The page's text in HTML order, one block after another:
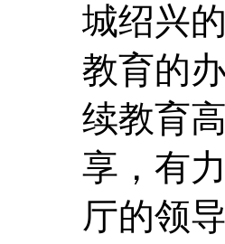
城绍兴
教育的
续教育
享，有
厅的领